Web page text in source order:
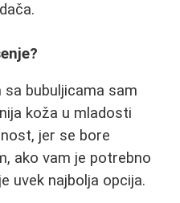
sa bubuljicama sam
koža u mladosti
jer se bore
ako vam je potrebno
uvek najbolja opcija.